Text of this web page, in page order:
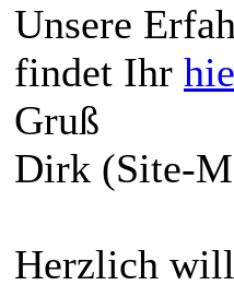
Unsere
findet Ihr
Gruß
Dirk (Site-
Herzlich